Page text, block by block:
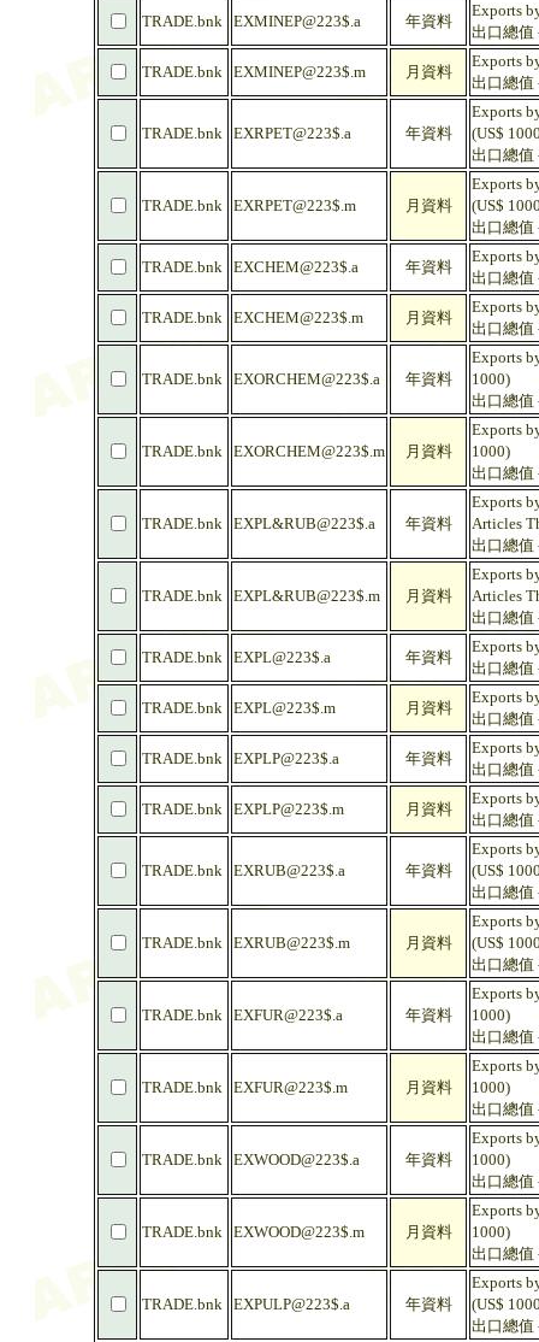
TRADE.bnk EXMINEP@223$.a 年資料
Exports
出口總值
TRADE.bnk EXMINEP@223$.m 月資料
Exports
出口總值
TRADE.bnk EXRPET@223$.a 年資料
Exports
(US$
出口總值
TRADE.bnk EXRPET@223$.m 月資料
Exports
(US$
出口總值
TRADE.bnk EXCHEM@223$.a 年資料
Exports
出口總值
TRADE.bnk EXCHEM@223$.m 月資料
Exports
出口總值
TRADE.bnk EXORCHEM@223$.a 年資料
Exports
1000)
出口總值
TRADE.bnk EXORCHEM@223$.m 月資料
Exports
1000)
出口總值
TRADE.bnk EXPL&RUB@223$.a 年資料
Exports
Articles
出口總值
TRADE.bnk EXPL&RUB@223$.m 月資料
Exports
Articles
出口總值
TRADE.bnk EXPL@223$.a 年資料
Exports
出口總值
TRADE.bnk EXPL@223$.m 月資料
Exports
出口總值
TRADE.bnk EXPLP@223$.a 年資料
Exports
出口總值
TRADE.bnk EXPLP@223$.m 月資料
Exports
出口總值
TRADE.bnk EXRUB@223$.a 年資料
Exports
(US$
出口總值
TRADE.bnk EXRUB@223$.m 月資料
Exports
(US$
出口總值
TRADE.bnk EXFUR@223$.a 年資料
Exports
1000)
出口總值
TRADE.bnk EXFUR@223$.m 月資料
Exports
1000)
出口總值
TRADE.bnk EXWOOD@223$.a 年資料
Exports
1000)
出口總值
TRADE.bnk EXWOOD@223$.m 月資料
Exports
1000)
出口總值
TRADE.bnk EXPULP@223$.a 年資料
Exports
(US$
出口總值